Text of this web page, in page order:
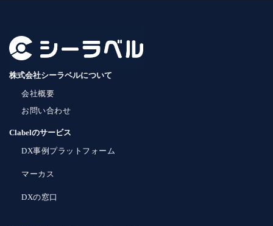
株式会社シーラベルについて
会社概要
お問い合わせ
Clabelのサービス
DX事例プラットフォーム
マーカス
DXの窓口